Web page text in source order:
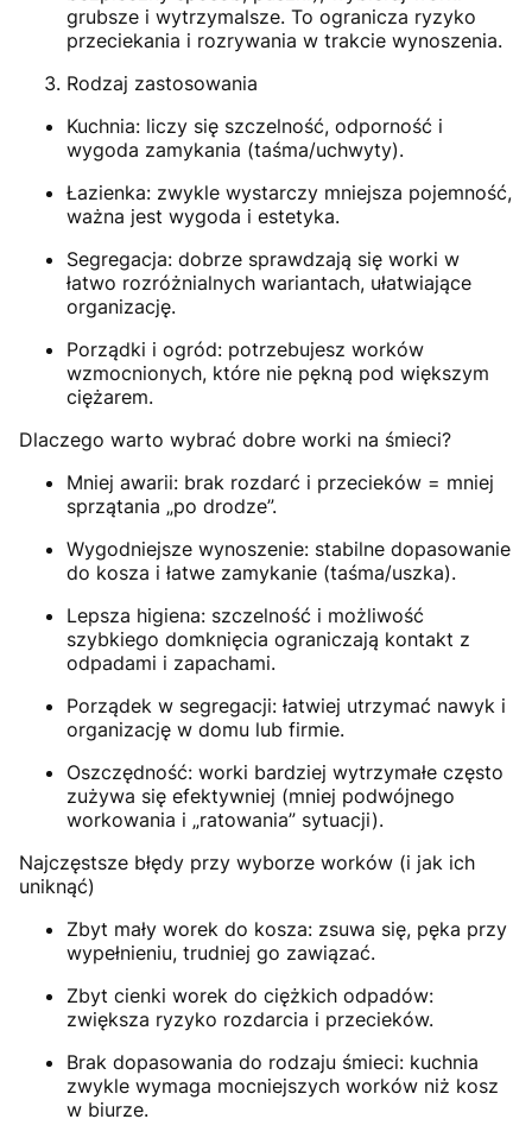
grubsze i wytrzymalsze. To ogranicza ryzyko
przeciekania i rozrywania w trakcie wynoszenia.
Rodzaj zastosowania
Kuchnia: liczy się szczelność, odporność i
wygoda zamykania (taśma/uchwyty).
Łazienka: zwykle wystarczy mniejsza pojemność,
ważna jest wygoda i estetyka.
Segregacja: dobrze sprawdzają się worki w
łatwo rozróżnialnych wariantach, ułatwiające
organizację.
Porządki i ogród: potrzebujesz worków
wzmocnionych, które nie pękną pod większym
ciężarem.
Dlaczego warto wybrać dobre worki na śmieci?
Mniej awarii: brak rozdarć i przecieków = mniej
sprzątania „po drodze”.
Wygodniejsze wynoszenie: stabilne dopasowanie
do kosza i łatwe zamykanie (taśma/uszka).
Lepsza higiena: szczelność i możliwość
szybkiego domknięcia ograniczają kontakt z
odpadami i zapachami.
Porządek w segregacji: łatwiej utrzymać nawyk i
organizację w domu lub firmie.
Oszczędność: worki bardziej wytrzymałe często
zużywa się efektywniej (mniej podwójnego
workowania i „ratowania” sytuacji).
Najczęstsze błędy przy wyborze worków (i jak ich
uniknąć)
Zbyt mały worek do kosza: zsuwa się, pęka przy
wypełnieniu, trudniej go zawiązać.
Zbyt cienki worek do ciężkich odpadów:
zwiększa ryzyko rozdarcia i przecieków.
Brak dopasowania do rodzaju śmieci: kuchnia
zwykle wymaga mocniejszych worków niż kosz
w biurze.